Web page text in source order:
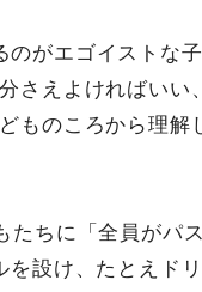
のがエゴイストな
さえよければいい
ものころから理解
たちに「全員がパ
設け、たとえド